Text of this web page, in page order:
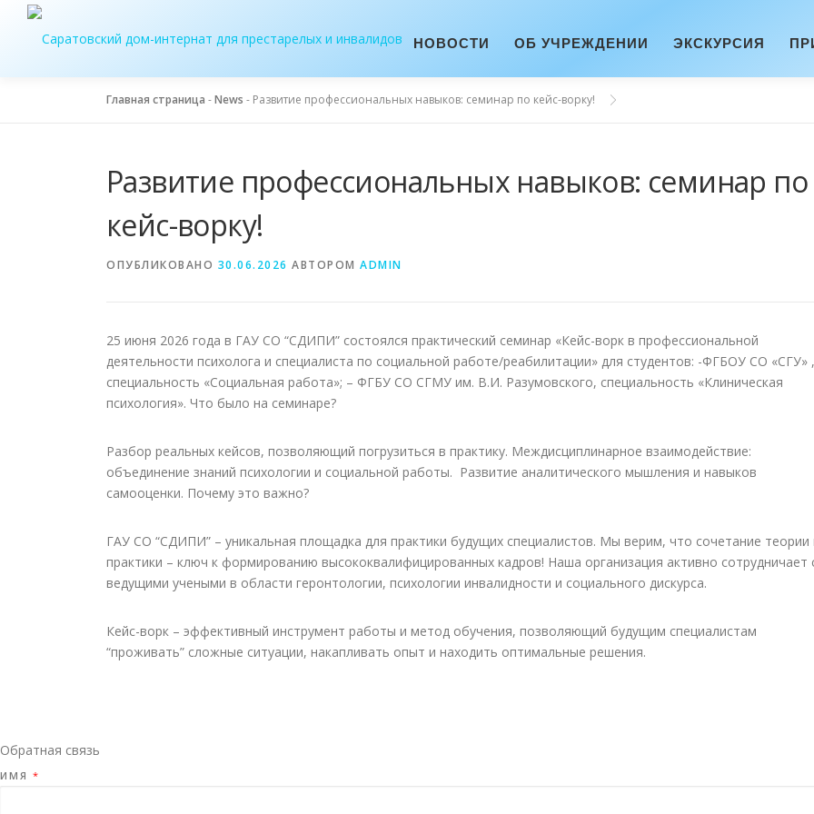
Перейти
содержимому
НОВОСТИ ОБ УЧРЕЖДЕНИИ ЭКСКУРСИЯ
Главная страница -News - Развитие профессиональных навыков: семинар по кейс-ворку!
Развитие профессиональных навыков: семинар по
кейс-ворку!
ОПУБЛИКОВАНО 30.06.2026 АВТОРОМ ADMIN
25 июня 2026 года в ГАУ СО “СДИПИ” состоялся практический семинар «Кейс-ворк в профессиональной
деятельности психолога и специалиста по социальной работе/реабилитации» для студентов: -ФГБОУ СО «СГУ» ,
специальность «Социальная работа»; – ФГБУ СО СГМУ им. В.И. Разумовского, специальность «Клиническая
психология». Что было на семинаре?
Разбор реальных кейсов, позволяющий погрузиться в практику. Междисциплинарное взаимодействие:
объединение знаний психологии и социальной работы. Развитие аналитического мышления и навыков
самооценки. Почему это важно?
ГАУ СО “СДИПИ” – уникальная площадка для практики будущих специалистов. Мы верим, что сочетание теории
практики – ключ к формированию высококвалифицированных кадров! Наша организация активно сотрудничает
ведущими учеными в области геронтологии, психологии инвалидности и социального дискурса.
Кейс-ворк – эффективный инструмент работы и метод обучения, позволяющий будущим специалистам
“проживать” сложные ситуации, накапливать опыт и находить оптимальные решения.
Обратная связь
ИМЯ *